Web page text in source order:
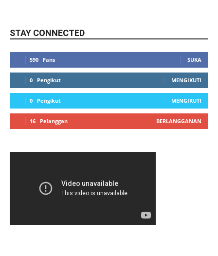
STAY CONNECTED
590 Fans SUKA
0 Pengikut MENGIKUTI
0 Pengikut MENGIKUTI
16 Pelanggan BERLANGGANAN